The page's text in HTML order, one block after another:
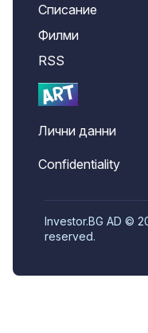
Списание
Филми
RSS
Лични данни
Confidentiality
Investor.BG AD ©
reserved.